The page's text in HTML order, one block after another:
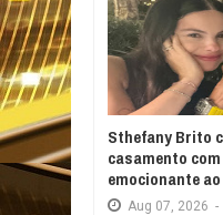
Sthefany Brito
casamento
emocionante
Aug 07, 2026 -